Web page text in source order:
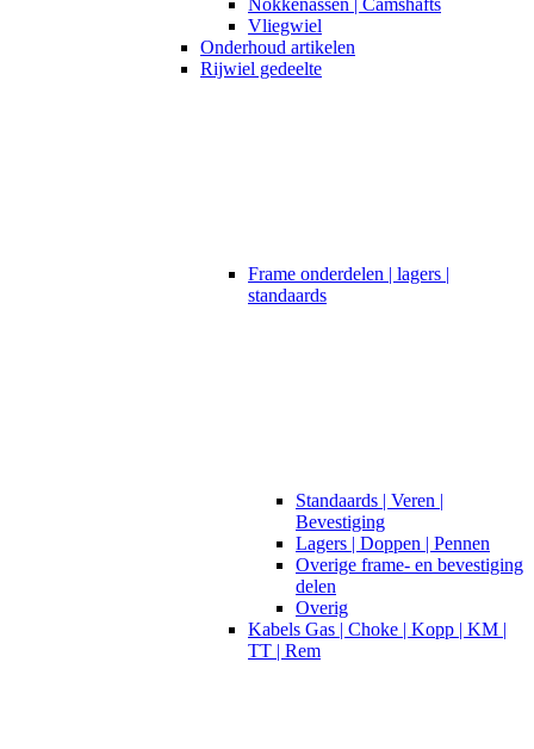
Nokkenassen | Camshafts
Vliegwiel
Onderhoud artikelen
Rijwiel gedeelte
Frame onderdelen | lagers |
standaards
Standaards | Veren |
Bevestiging
Lagers | Doppen | Pennen
Overige frame- en bevestiging
delen
Overig
Kabels Gas | Choke | Kopp | KM |
TT | Rem